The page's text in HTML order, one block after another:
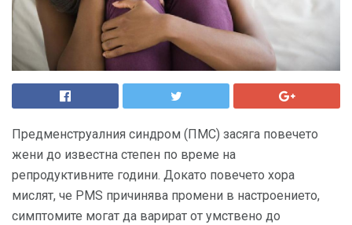
Предменструалния синдром (ПМС) засяга повечето
жени до известна степен по време на
репродуктивните години. Докато повечето хора
мислят, че PMS причинява промени в настроението,
симптомите могат да варират от умствено до